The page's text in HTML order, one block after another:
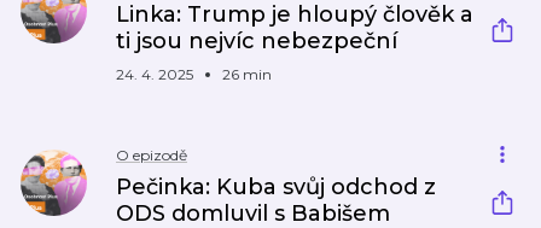
Linka: Trump je hloupý člověk a
ti jsou nejvíc nebezpeční
24. 4. 2025 26 min
O epizodě
Pečinka: Kuba svůj odchod z
ODS domluvil s Babišem